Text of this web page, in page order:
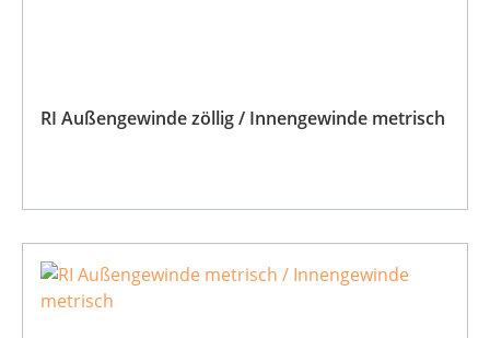
RI Außengewinde zöllig / Innengewinde metrisch